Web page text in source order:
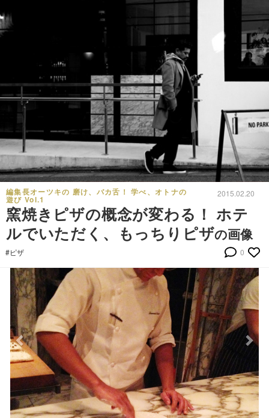
編集長オーツキの 磨け、バカ舌！ 学べ、オトナの
遊び Vol.1
2015.02.20
窯焼きピザの概念が変わる！ ホテ
ルでいただく、もっちりピザの画像
#ピザ 0